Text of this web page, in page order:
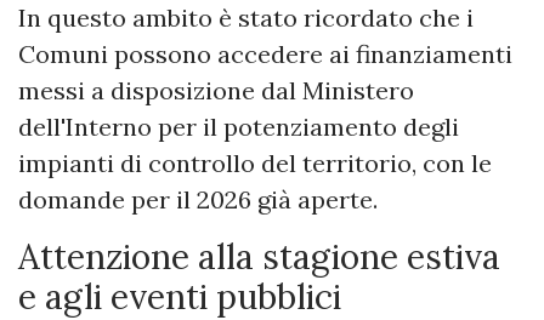
In questo ambito è stato ricordato che i
Comuni possono accedere ai finanziamenti
messi a disposizione dal Ministero
dell'Interno per il potenziamento degli
impianti di controllo del territorio, con le
domande per il 2026 già aperte.
Attenzione alla stagione estiva
e agli eventi pubblici